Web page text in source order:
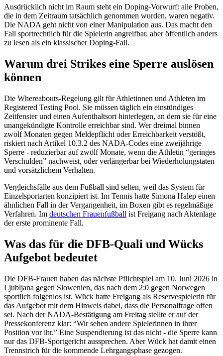
Ausdrücklich nicht im Raum steht ein Doping-Vorwurf: alle Proben,
die in dem Zeitraum tatsächlich genommen wurden, waren negativ.
Die NADA geht nicht von einer Manipulation aus. Das macht den
Fall sportrechtlich für die Spielerin angreifbar, aber öffentlich anders
zu lesen als ein klassischer Doping-Fall.
Warum drei Strikes eine Sperre auslösen
können
Die Whereabouts-Regelung gilt für Athletinnen und Athleten im
Registered Testing Pool. Sie müssen täglich ein einstündiges
Zeitfenster und einen Aufenthaltsort hinterlegen, an dem sie für eine
unangekündigte Kontrolle erreichbar sind. Wer dreimal binnen
zwölf Monaten gegen Meldepflicht oder Erreichbarkeit verstößt,
riskiert nach Artikel 10.3.2 des NADA-Codes eine zweijährige
Sperre - reduzierbar auf zwölf Monate, wenn die Athletin “geringes
Verschulden” nachweist, oder verlängerbar bei Wiederholungstaten
und vorsätzlichem Verhalten.
Vergleichsfälle aus dem Fußball sind selten, weil das System für
Einzelsportarten konzipiert ist. Im Tennis hatte Simona Halep einen
ähnlichen Fall in der Vergangenheit, im Boxen gibt es regelmäßige
Verfahren. Im deutschen Frauenfußball ist Freigang nach Aktenlage
der erste prominente Fall.
Was das für die DFB-Quali und Wücks
Aufgebot bedeutet
Die DFB-Frauen haben das nächste Pflichtspiel am 10. Juni 2026 in
Ljubljana gegen Slowenien, das nach dem 2:0 gegen Norwegen
sportlich folgenlos ist. Wück hatte Freigang als Reservespielerin für
das Aufgebot mit dem Hinweis dabei, dass die Personalfrage offen
sei. Nach der NADA-Bestätigung am Freitag stellte er auf der
Pressekonferenz klar: “Wir sehen andere Spielerinnen in ihrer
Position vor ihr.” Eine Suspendierung ist das nicht - die Sperre kann
nur das DFB-Sportgericht aussprechen. Aber Wück hat damit einen
Trennstrich für die kommende Lehrgangsphase gezogen.